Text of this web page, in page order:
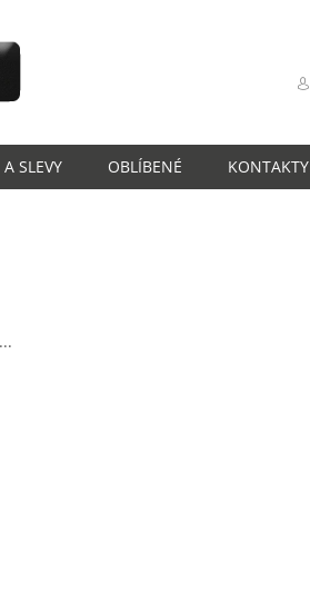
SLEVY OBLÍBENÉ KONTAKTY